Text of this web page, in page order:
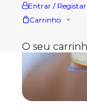
Entrar / Registar
Carrinho
O seu